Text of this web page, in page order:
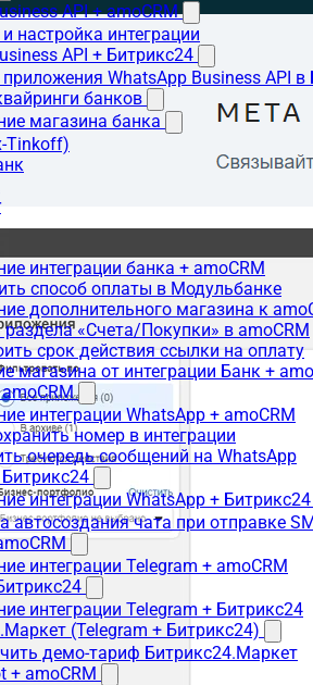
API + amoCRM
настройка интеграции
API + Битрикс24
WhatsApp Business API
банков
магазина банка
Tinkoff)
интеграции банка + amoCRM
способ оплаты в Модульбанке
дополнительного магазина к
раздела «Счета/Покупки» в amoCRM
срок действия ссылки на оплату
магазина от интеграции Банк +
интеграции WhatsApp + amoCRM
номер в интеграции
очередь сообщений на WhatsApp
интеграции WhatsApp + Битрикс24
автосоздания чата при отправке
интеграции Telegram + amoCRM
интеграции Telegram + Битрикс24
(Telegram + Битрикс24)
демо-тариф Битрикс24.Маркет
+ amoCRM